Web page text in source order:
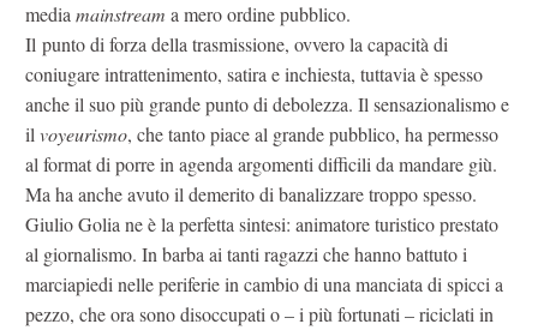
media mainstream a mero ordine pubblico.
Il punto di forza della trasmissione, ovvero la capacità di
coniugare intrattenimento, satira e inchiesta, tuttavia è spesso
anche il suo più grande punto di debolezza. Il sensazionalismo e
il voyeurismo, che tanto piace al grande pubblico, ha permesso
al format di porre in agenda argomenti difficili da mandare giù.
Ma ha anche avuto il demerito di banalizzare troppo spesso.
Giulio Golia ne è la perfetta sintesi: animatore turistico prestato
al giornalismo. In barba ai tanti ragazzi che hanno battuto i
marciapiedi nelle periferie in cambio di una manciata di spicci a
pezzo, che ora sono disoccupati o – i più fortunati – riciclati in